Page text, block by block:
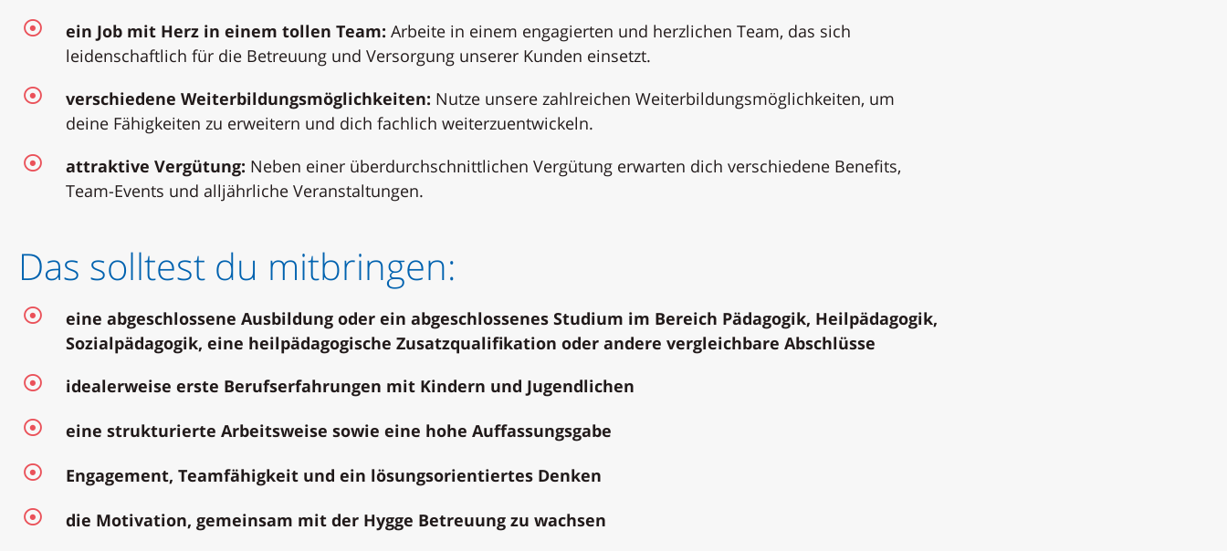
ein Job mit Herz in einem tollen Team: Arbeite in einem engagierten und herzlichen Team, das sich
leidenschaftlich für die Betreuung und Versorgung unserer Kunden einsetzt.
verschiedene Weiterbildungsmöglichkeiten: Nutze unsere zahlreichen Weiterbildungsmöglichkeiten, um
deine Fähigkeiten zu erweitern und dich fachlich weiterzuentwickeln.
attraktive Vergütung: Neben einer überdurchschnittlichen Vergütung erwarten dich verschiedene Benefits,
Team-Events und alljährliche Veranstaltungen.
Das solltest du mitbringen:
eine abgeschlossene Ausbildung oder ein abgeschlossenes Studium im Bereich Pädagogik, Heilpädagogik,
Sozialpädagogik, eine heilpädagogische Zusatzqualifikation oder andere vergleichbare Abschlüsse
idealerweise erste Berufserfahrungen mit Kindern und Jugendlichen
eine strukturierte Arbeitsweise sowie eine hohe Auffassungsgabe
Engagement, Teamfähigkeit und ein lösungsorientiertes Denken
die Motivation, gemeinsam mit der Hygge Betreuung zu wachsen